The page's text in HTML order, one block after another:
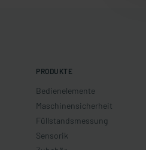
PRODUKTE
Bedienelemente
Maschinensicherheit
Füllstandsmessung
Sensorik